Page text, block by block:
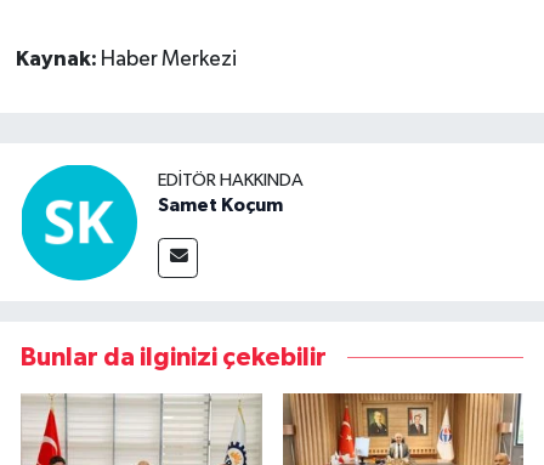
Kaynak: Haber Merkezi
EDITÖR HAKKINDA
Samet Koçum
Bunlar da ilginizi çekebilir